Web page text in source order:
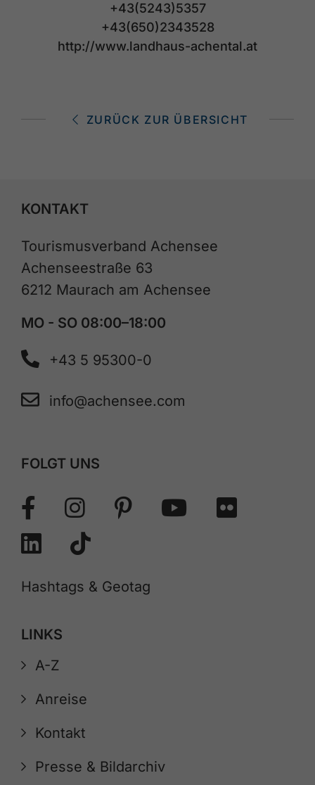
+43(5243)5357
+43(650)2343528
http://www.landhaus-achental.at
ZURÜCK ZUR ÜBERSICHT
KONTAKT
Tourismusverband Achensee
Achenseestraße 63
6212 Maurach am Achensee
MO - SO 08:00–18:00
+43 5 95300-0
info@achensee.com
FOLGT UNS
Hashtags & Geotag
LINKS
A-Z
Anreise
Kontakt
Presse & Bildarchiv